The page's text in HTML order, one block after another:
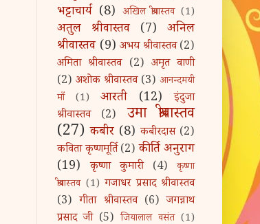
भट्टाचार्य (8) अखिल श्रीवास्तव (1)
अतुल श्रीवास्तव (7) अनिल
श्रीवास्तव (9) अभय श्रीवास्तव (2)
अमिता श्रीवास्तव (2) अमृत वाणी
(2) अशोक श्रीवास्तव (3) आनन्दमयी
माँ
(1) आरती (12)
इंदुजा
श्रीवास्तव
(2) उमा श्रीवास्तव
(27) कबीर (8) कबीरदास (2)
कविता कृष्णमूर्ति (2) कीर्ति अनुराग
(19) कृष्णा कुमारी (4)
कृष्णा
श्रीवास्तव (1) गजाधर प्रसाद श्रीवास्तव
(3) गीता श्रीवास्तव (6) जगन्नाथ
प्रसाद जी (5) जियालाल वसंत (1)